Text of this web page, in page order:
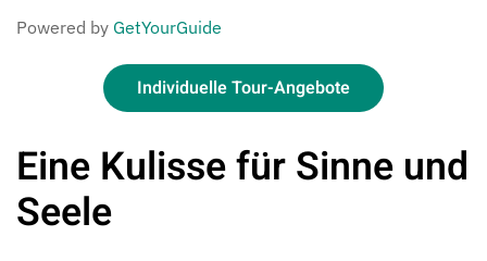
Powered by GetYourGuide
Individuelle Tour-Angebote
Eine Kulisse für Sinne und
Seele